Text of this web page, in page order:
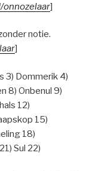
]
notie.
]
3) Dommerik 4)
8) Onbenul 9)
12)
15)
18)
Sul 22)